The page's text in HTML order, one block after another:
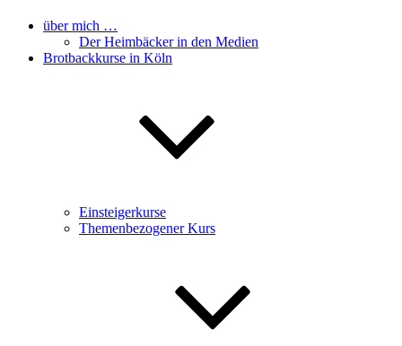
über mich …
Der Heimbäcker in den Medien
Brotbackkurse in Köln
Einsteigerkurse
Themenbezogener Kurs